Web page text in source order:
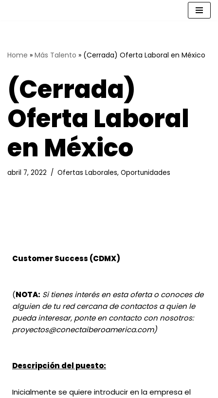
Home » Más Talento » (Cerrada) Oferta Laboral en México
(Cerrada)
Oferta Laboral
en México
abril 7, 2022 Ofertas Laborales, Oportunidades
Customer Success (CDMX)
(NOTA: Si tienes interés en esta oferta o conoces de
alguien de tu red cercana de contactos a quien le
pueda interesar, ponte en contacto con nosotros:
proyectos@conectaiberoamerica.com)
Descripción del puesto:
Inicialmente se quiere introducir en la empresa el